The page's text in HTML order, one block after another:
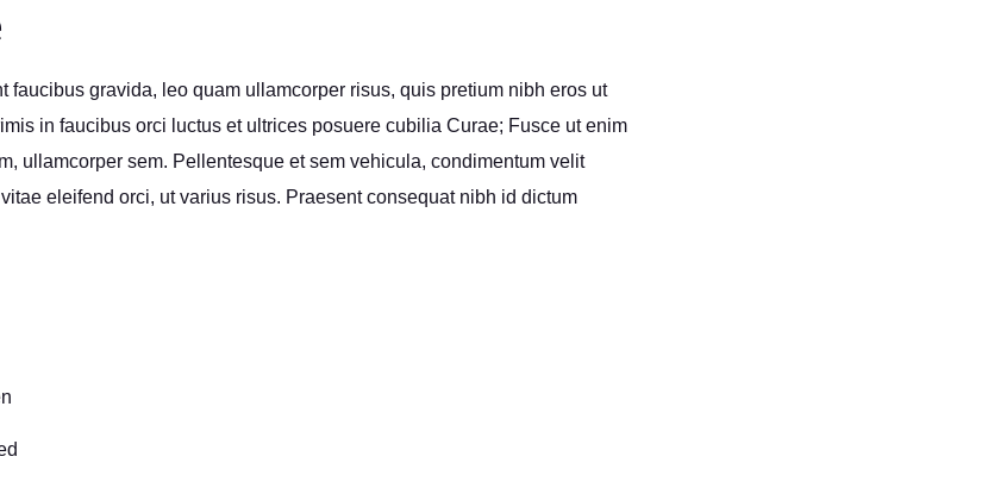
faucibus gravida, leo quam ullamcorper risus, quis pretium nibh eros ut
in faucibus orci luctus et ultrices posuere cubilia Curae; Fusce ut enim
ullamcorper sem. Pellentesque et sem vehicula, condimentum velit
eleifend orci, ut varius risus. Praesent consequat nibh id dictum